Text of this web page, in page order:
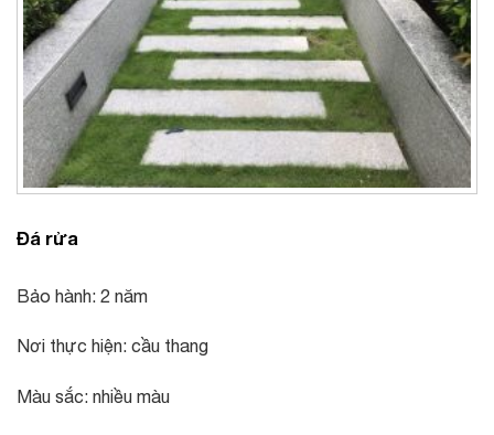
Đá rửa
Bảo hành: 2 năm
Nơi thực hiện: cầu thang
Màu sắc: nhiều màu